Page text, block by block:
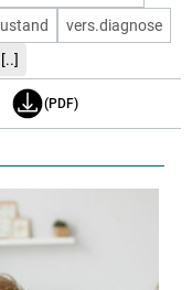
vers.diagnose
[..]
(PDF)